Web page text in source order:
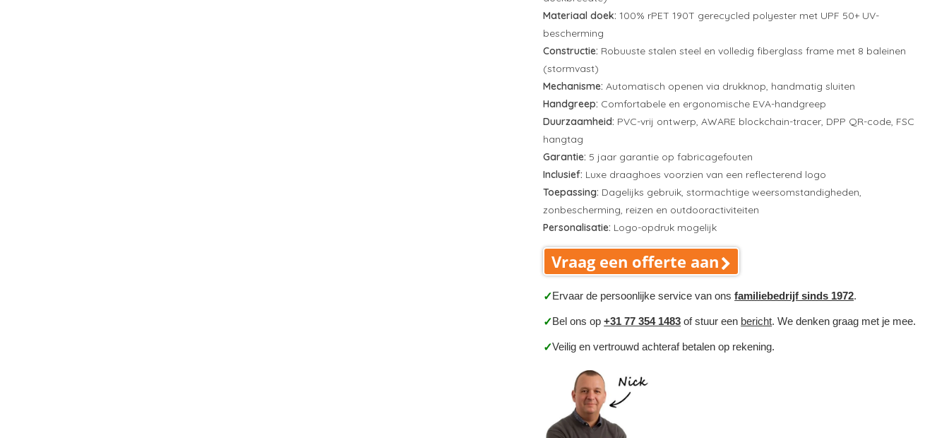
Materiaal doek: 100% rPET 190T gerecycled polyester met UPF 50+ UV-
bescherming
Constructie: Robuuste stalen steel en volledig fiberglass frame met 8 baleinen
(stormvast)
Mechanisme: Automatisch openen via drukknop, handmatig sluiten
Handgreep: Comfortabele en ergonomische EVA-handgreep
Duurzaamheid: PVC-vrij ontwerp, AWARE blockchain-tracer, DPP QR-code, FSC
hangtag
Garantie: 5 jaar garantie op fabricagefouten
Inclusief: Luxe draaghoes voorzien van een reflecterend logo
Toepassing: Dagelijks gebruik, stormachtige weersomstandigheden,
zonbescherming, reizen en outdooractiviteiten
Personalisatie: Logo-opdruk mogelijk
Vraag een offerte aan
✓Ervaar de persoonlijke service van onsfamiliebedrijf sinds 1972.
✓Bel ons op+31 77 354 1483 of stuur een bericht. We denken graag met je mee.
✓Veilig en vertrouwd achteraf betalen op rekening.